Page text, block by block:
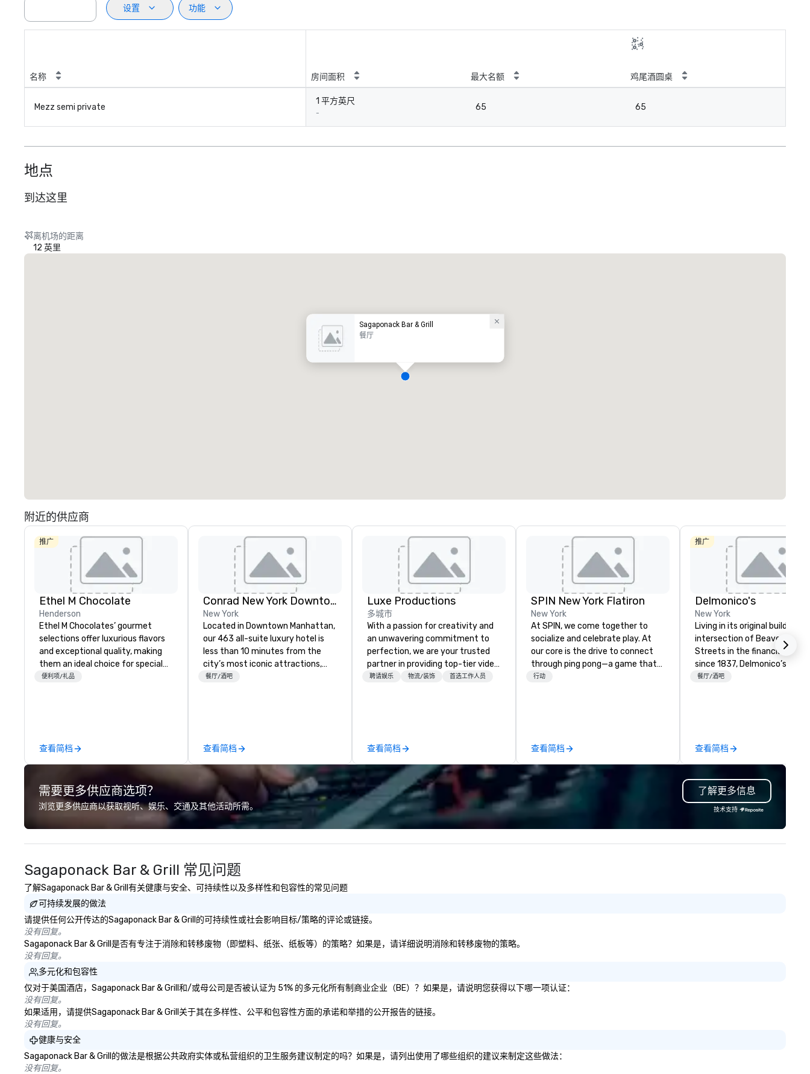
设置
功能
名称 房间面积 最大名额 鸡尾酒圆桌
Mezz semi private
1 平方英尺
-
65 65
地点
到达这里
离机场的距离
12 英里
Sagaponack Bar & Grill
餐厅
附近的供应商
推广
Ethel M Chocolate
Henderson
Ethel M Chocolates’ gourmet
selections offer luxurious flavors
and exceptional quality, making
them an ideal choice for special
occasions, corporate holiday
thanking clients for their loyalty,
or celebrating a milestone, a
premium chocolate box from
Ethel M Chocolates leaves a
lasting impression. We also provide
chocolates, allowing you to
create a truly unique gift for any
service and an elevated
chocolate experience that sets
your gift apart.
便利项/礼品
查看简档
Conrad New York Downtown
New York
Located in Downtown Manhattan,
our 463 all-suite luxury hotel is
less than 10 minutes from the
city’s most iconic attractions,
including One World Trade
Italian rooftop bar. Business
travelers can meet in our 30,000
square feet of event space
spanning two floors.
餐厅/酒吧
查看简档
Luxe Productions
多城市
With a passion for creativity and
an unwavering commitment to
perfection, we are your trusted
partner in providing top-tier video,
audio, and lighting solutions for
skilled professionals brings
innovation and expertise to every
project. With state-of-the-art
technology, a keen eye for design,
and a dedication to customer
satisfaction, Luxe Productions
ensures that your event will be a
visual and auditory masterpiece.
Luxe Productions and elevate
luxury and sophistication.
聘请娱乐 物流/装饰 首选工作人员
查看简档
SPIN New York Flatiron
New York
At SPIN, we come together to
socialize and celebrate play. At
our core is the drive to connect
through ping pong—a game that
transcends age, gender, ethnicity,
unconventional. With venues in
New York, Chicago, San Francisco,
Toronto, Philadelphia, Seattle,
Washington DC and Boston we
encourage you to participate. Do
行动
查看简档
推广
Delmonico's
New York
Living in its original building
intersection of Beaver &
Streets in the financial
since 1837, Delmonico’s has
welcomed a multitude of
餐厅/酒吧
查看简档
需要更多供应商选项？
浏览更多供应商以获取视听、娱乐、交通及其他活动所需。
了解更多信息
技术支持
Sagaponack Bar & Grill 常见问题
了解Sagaponack Bar & Grill有关健康与安全、可持续性以及多样性和包容性的常见问题
可持续发展的做法
请提供任何公开传达的Sagaponack Bar & Grill的可持续性或社会影响目标/策略的评论或链接。
没有回复。
Sagaponack Bar & Grill是否有专注于消除和转移废物（即塑料、纸张、纸板等）的策略？如果是，请详细说明消除和转移废物的策略。
没有回复。
多元化和包容性
仅对于美国酒店，Sagaponack Bar & Grill和/或母公司是否被认证为 51% 的多元化所有制商业企业（BE）？如果是，请说明您获得以下哪一项认证：
没有回复。
如果适用，请提供Sagaponack Bar & Grill关于其在多样性、公平和包容性方面的承诺和举措的公开报告的链接。
没有回复。
健康与安全
Sagaponack Bar & Grill的做法是根据公共政府实体或私营组织的卫生服务建议制定的吗？如果是，请列出使用了哪些组织的建议来制定这些做法：
没有回复。